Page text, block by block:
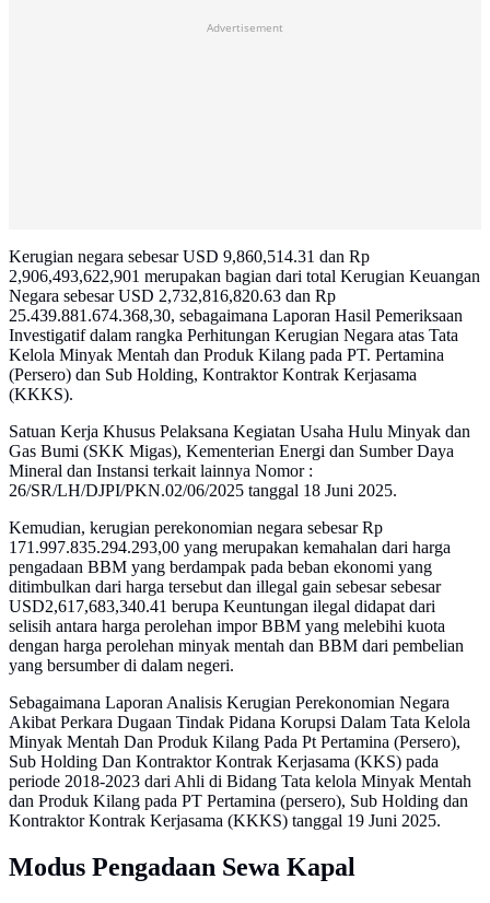
Advertisement
Kerugian negara sebesar USD 9,860,514.31 dan Rp
2,906,493,622,901 merupakan bagian dari total Kerugian Keuangan
Negara sebesar USD 2,732,816,820.63 dan Rp
25.439.881.674.368,30, sebagaimana Laporan Hasil Pemeriksaan
Investigatif dalam rangka Perhitungan Kerugian Negara atas Tata
Kelola Minyak Mentah dan Produk Kilang pada PT. Pertamina
(Persero) dan Sub Holding, Kontraktor Kontrak Kerjasama
(KKKS).
Satuan Kerja Khusus Pelaksana Kegiatan Usaha Hulu Minyak dan
Gas Bumi (SKK Migas), Kementerian Energi dan Sumber Daya
Mineral dan Instansi terkait lainnya Nomor :
26/SR/LH/DJPI/PKN.02/06/2025 tanggal 18 Juni 2025.
Kemudian, kerugian perekonomian negara sebesar Rp
171.997.835.294.293,00 yang merupakan kemahalan dari harga
pengadaan BBM yang berdampak pada beban ekonomi yang
ditimbulkan dari harga tersebut dan illegal gain sebesar sebesar
USD2,617,683,340.41 berupa Keuntungan ilegal didapat dari
selisih antara harga perolehan impor BBM yang melebihi kuota
dengan harga perolehan minyak mentah dan BBM dari pembelian
yang bersumber di dalam negeri.
Sebagaimana Laporan Analisis Kerugian Perekonomian Negara
Akibat Perkara Dugaan Tindak Pidana Korupsi Dalam Tata Kelola
Minyak Mentah Dan Produk Kilang Pada Pt Pertamina (Persero),
Sub Holding Dan Kontraktor Kontrak Kerjasama (KKS) pada
periode 2018-2023 dari Ahli di Bidang Tata kelola Minyak Mentah
dan Produk Kilang pada PT Pertamina (persero), Sub Holding dan
Kontraktor Kontrak Kerjasama (KKKS) tanggal 19 Juni 2025.
Modus Pengadaan Sewa Kapal